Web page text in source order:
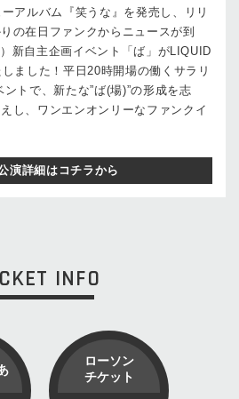
アルバム『笑うな』を発売し、リリ
の在日ファンクからニュースが到
新自主企画イベント「ば」がLIQUID
ました！平日20時開場の働くサラリ
トで、新たな”ば(場)”の形成を志
し、ワンエンオンリーなファンクイ
演詳細はコチラから
INFO
ローソン
チケット